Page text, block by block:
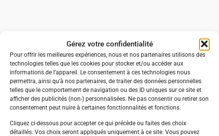
Gérez votre confidentialité
Pour offrir les meilleures expériences, nous et nos partenaires utilisons des
technologies telles que les cookies pour stocker et/ou accéder aux
informations de l’appareil. Le consentement à ces technologies nous
permettra, ainsi qu’à nos partenaires, de traiter des données personnelles
telles que le comportement de navigation ou des ID uniques sur ce site et
afficher des publicités (non-) personnalisées. Ne pas consentir ou retirer son
consentement peut nuire à certaines fonctionnalités et fonctions.
Cliquez ci-dessous pour accepter ce qui précède ou faites des choix
détaillés. Vos choix seront appliqués uniquement à ce site. Vous pouvez